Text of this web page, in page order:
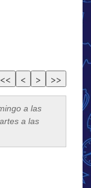
a las
a las